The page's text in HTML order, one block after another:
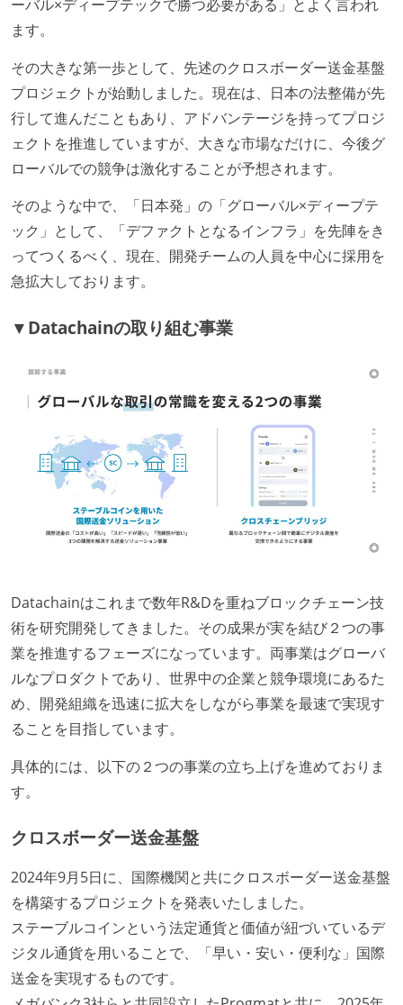
KPI などチームの目標・実績値について、メンバーの
誰もがいつでも閲覧可能になっている
ドキュメントの整備やペアプロ、モブワークなど、ナ
レッジの共有を積極的に行っている（属人性を減らす
取り組みをしている）
大規模サービスの開発
1つのプロダクトを5チーム以上の開発チーム（ストリ
ームアラインド、プラットフォーム等）で分担して開
発・運用している
労働環境の自由度
きる
ジニアがいる
フレックスタイム制または裁量労働制を採用している
メンバーの多様性
外国籍の開発メンバーがいる
待遇・福利厚生
イベントへの業務参加やチケット負担など、会社とし
ある
入社時には、各自希望のスペックの PC やディスプレ
イが支給される
希望者には定価 6 万円以上のオフィスチェアが支給さ
れる
ストックオプションまたは自社株購入支援制度がある
職業安定法に対応する記載事項
ーバル×ディープテックで勝つ必要がある」とよく言われ
ます。
その大きな第一歩として、先述のクロスボーダー送金基盤
プロジェクトが始動しました。現在は、日本の法整備が先
行して進んだこともあり、アドバンテージを持ってプロジ
ェクトを推進していますが、大きな市場なだけに、今後グ
ローバルでの競争は激化することが予想されます。
そのような中で、「日本発」の「グローバル×ディープテ
ック」として、「デファクトとなるインフラ」を先陣をき
ってつくるべく、現在、開発チームの人員を中心に採用を
急拡大しております。
▼Datachainの取り組む事業
Datachainはこれまで数年R&Dを重ねブロックチェーン技
術を研究開発してきました。その成果が実を結び２つの事
業を推進するフェーズになっています。両事業はグローバ
ルなプロダクトであり、世界中の企業と競争環境にあるた
め、開発組織を迅速に拡大をしながら事業を最速で実現す
ることを目指しています。
具体的には、以下の２つの事業の立ち上げを進めておりま
す。
クロスボーダー送金基盤
2024年9月5日に、国際機関と共にクロスボーダー送金基盤
を構築するプロジェクトを発表いたしました。
ステーブルコインという法定通貨と価値が紐づいているデ
ジタル通貨を用いることで、「早い・安い・便利な」国際
送金を実現するものです。